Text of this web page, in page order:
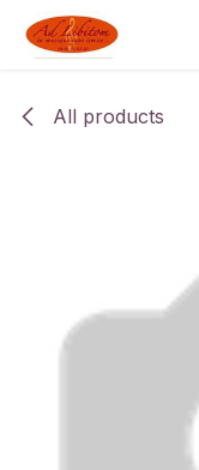
Skip to Content
All products